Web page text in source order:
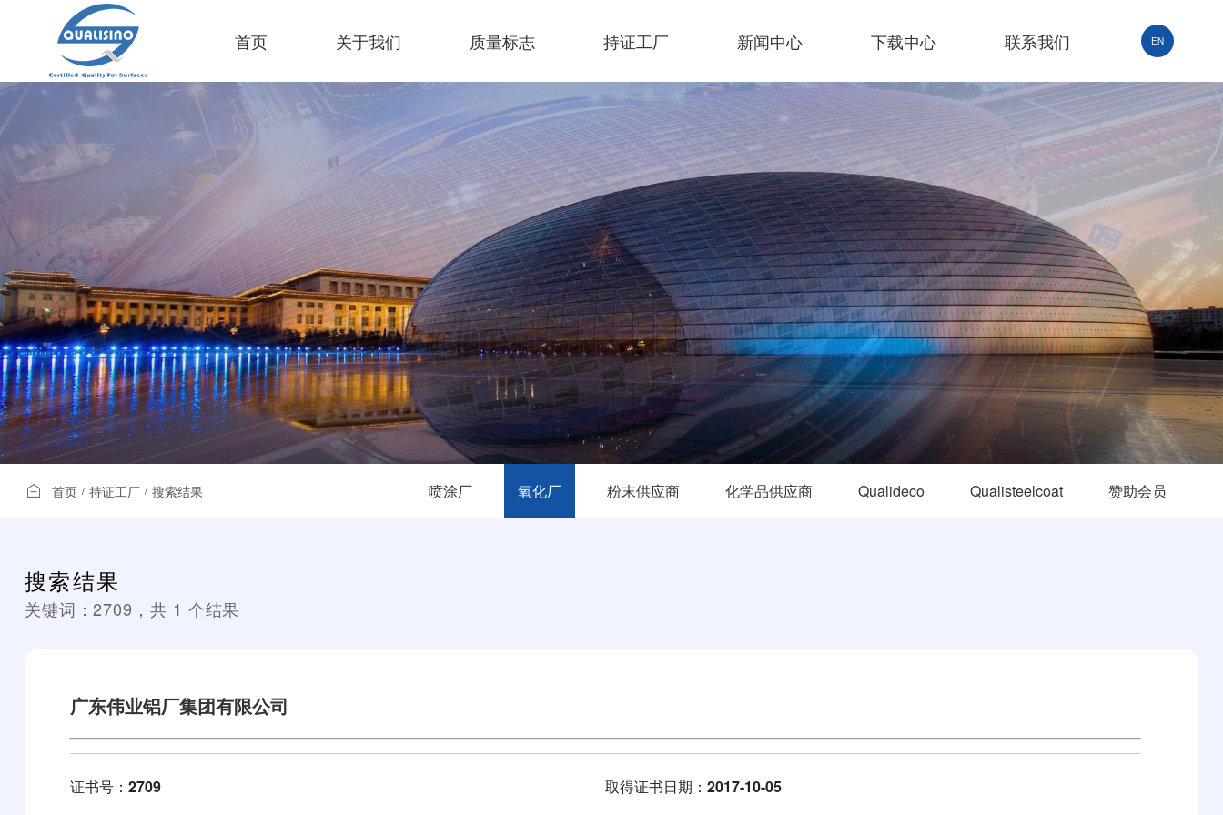
首页 关于我们 质量标志 持证工厂 新闻中心 下载中心 联系我们 EN
首页 / 持证工厂 / 搜索结果 喷涂厂 氧化厂 粉末供应商 化学品供应商 Qualideco Qualisteelcoat 赞助会员
搜索结果
关键词：2709 ，共 1 个结果
广东伟业铝厂集团有限公司
证书号： 2709 取得证书日期：2017-10-05